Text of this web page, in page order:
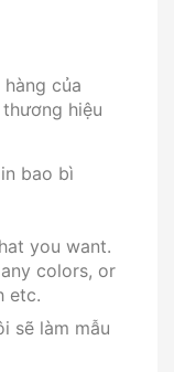
của
hiệu
bao bì
you want.
colors, or
etc.
sẽ làm mẫu